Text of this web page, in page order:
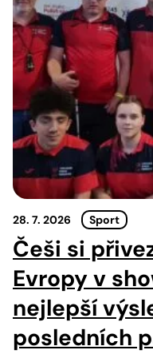
28. 7. 2026 Sport
Češi si
Evropy v
nejlepší
posledních